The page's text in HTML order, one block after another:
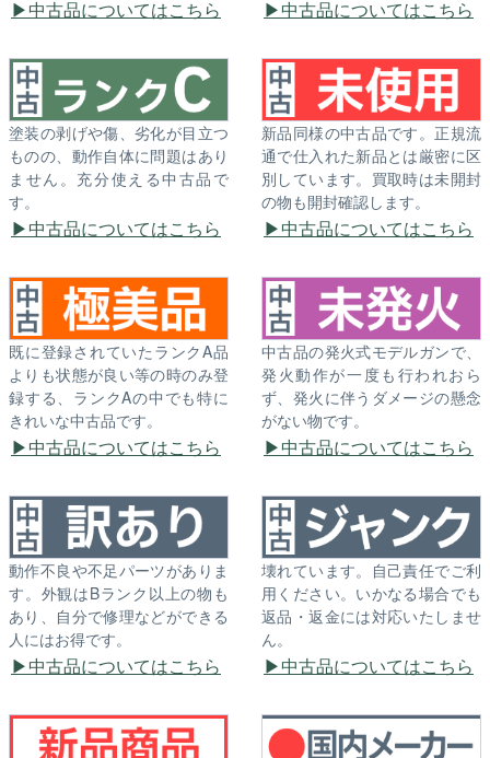
中古品についてはこちら 中古品についてはこちら
塗装の剥げや傷、劣化が目立つ
ものの、動作自体に問題はあり
ません。充分使える中古品で
す。
中古品についてはこちら
新品同様の中古品です。正規流
通で仕入れた新品とは厳密に区
別しています。買取時は未開封
の物も開封確認します。
中古品についてはこちら
既に登録されていたランクA品
よりも状態が良い等の時のみ登
録する、ランクAの中でも特に
きれいな中古品です。
中古品についてはこちら
中古品の発火式モデルガンで、
発火動作が一度も行われおら
ず、発火に伴うダメージの懸念
がない物です。
中古品についてはこちら
動作不良や不足パーツがありま
す。外観はBランク以上の物も
あり、自分で修理などができる
人にはお得です。
中古品についてはこちら
壊れています。自己責任でご利
用ください。いかなる場合でも
返品・返金には対応いたしませ
ん。
中古品についてはこちら